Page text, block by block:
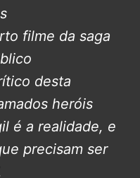
filme da saga
desta
heróis
é a realidade, e
precisam ser